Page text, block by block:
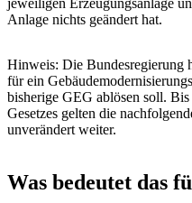
Anlage nichts geändert hat.
Hinweis: Die Bundesregierung
für ein
bisherige GEG ablösen soll.
Gesetzes gelten die
unverändert weiter.
Was bedeutet das